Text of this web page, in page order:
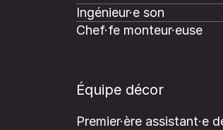
Ingénieur·e son
Chef·fe monteur·euse
Équipe décor
Premier·ère assistant·e